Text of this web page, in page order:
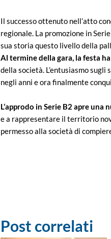
Il successo ottenuto nell’atto
regionale. La promozione in
sua storia questo livello della
Al termine della gara, la festa
della società. L’entusiasmo
negli anni e ora finalmente
L’approdo in Serie B2 apre
e a rappresentare il territorio
permesso alla società di
Post correlati